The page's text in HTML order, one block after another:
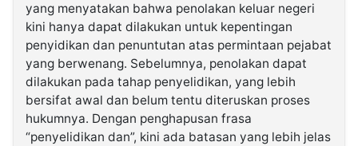
yang menyatakan bahwa penolakan keluar negeri
kini hanya dapat dilakukan untuk kepentingan
penyidikan dan penuntutan atas permintaan pejabat
yang berwenang. Sebelumnya, penolakan dapat
dilakukan pada tahap penyelidikan, yang lebih
bersifat awal dan belum tentu diteruskan proses
hukumnya. Dengan penghapusan frasa
“penyelidikan dan”, kini ada batasan yang lebih jelas